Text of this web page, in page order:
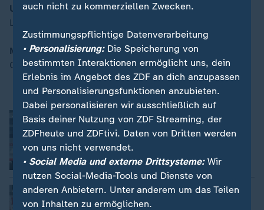
Unterrichtsfach "Fit for Life"
Lernen für das Leben nach der Schule
Moderation:
Carsten Rüger
Neue Bahnchefin und neue Strategie
Hansjürgen Piel
Video 3:31
Streit um Giftgrube Brüchau
Hagen Mikulas
auch nicht zu kommerziellen Zwecken.
Zustimmungspflichtige Datenverarbeitung
• Personalisierung:Die Speicherung von
bestimmten Interaktionen ermöglicht uns, dein
Erlebnis im Angebot des ZDF an dich anzupassen
und Personalisierungsfunktionen anzubieten.
Dabei personalisieren wir ausschließlich auf
Basis deiner Nutzung von ZDF Streaming, der
ZDFheute und ZDFtivi. Daten von Dritten werden
von uns nicht verwendet.
• Social Media und externe Drittsysteme:Wir
nutzen Social-Media-Tools und Dienste von
anderen Anbietern. Unter anderem um das Teilen
von Inhalten zu ermöglichen.